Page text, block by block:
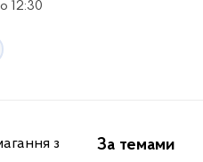
12:30
За темами